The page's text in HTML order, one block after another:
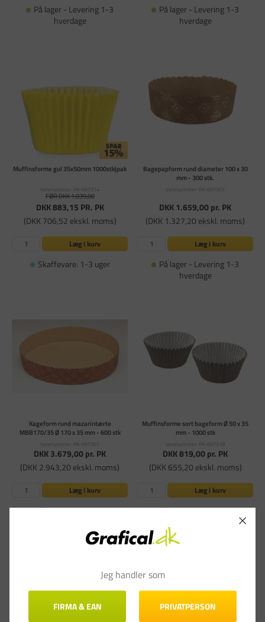
På lager - Levering 1-3
hverdage
På lager - Levering 1-3
hverdage
Muffinsforme gul 35x50mm 1000stk|pak
Varenummer: PA-697314
FØR DKK 1.039,00
DKK 883,15 PR. PK
(DKK 706,52 ekskl. moms)
Læg i kurv
Skaffevare: 1-3 uger
Bagepapform rund diameter 100 x 30
mm - 300 stk.
Varenummer: PA-697302
DKK 1.659,00pr. PK
(DKK 1.327,20 ekskl. moms)
Læg i kurv
På lager - Levering 1-3
hverdage
Kageform rund mazarintærte
MBB170/35 Ø 170 x 35 mm - 600 stk
Varenummer: PA-697307
DKK 3.679,00pr. PK
(DKK 2.943,20 ekskl. moms)
Læg i kurv
På lager - Levering 1-3
Muffinsforme sort bageform Ø 50 x 35
mm - 1000 stk
Varenummer: PA-697318
DKK 819,00pr. PK
(DKK 655,20 ekskl. moms)
Læg i kurv
På lager - Levering 1-3
Jeg handler som
FIRMA & EAN PRIVATPERSON